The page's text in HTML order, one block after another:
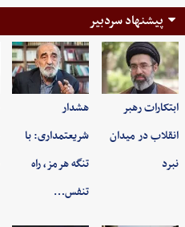
پیشنهاد سردبیر
ابتکارات رهبر
انقلاب در میدان
نبرد
هشدار
شریعتمداری: با
تنگه هرمز، راه
تنفس…